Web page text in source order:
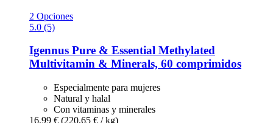
2 Opciones
5.0 (5)
Igennus Pure & Essential Methylated
Multivitamin & Minerals, 60 comprimidos
Especialmente para mujeres
Natural y halal
Con vitaminas y minerales
16,99 € (220,65 € / kg)